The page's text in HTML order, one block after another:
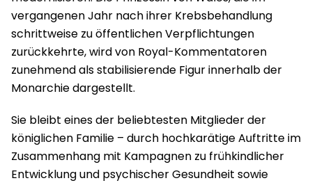
vergangenen Jahr nach ihrer Krebsbehandlung
schrittweise zu öffentlichen Verpflichtungen
zurückkehrte, wird von Royal-Kommentatoren
zunehmend als stabilisierende Figur innerhalb der
Monarchie dargestellt.
Sie bleibt eines der beliebtesten Mitglieder der
königlichen Familie – durch hochkarätige Auftritte im
Zusammenhang mit Kampagnen zu frühkindlicher
Entwicklung und psychischer Gesundheit sowie